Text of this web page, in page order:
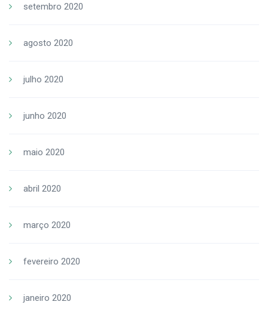
setembro 2020
agosto 2020
julho 2020
junho 2020
maio 2020
abril 2020
março 2020
fevereiro 2020
janeiro 2020